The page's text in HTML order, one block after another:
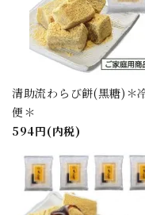
清助流わらび餅(黒糖)＊
便＊
594円(内税)